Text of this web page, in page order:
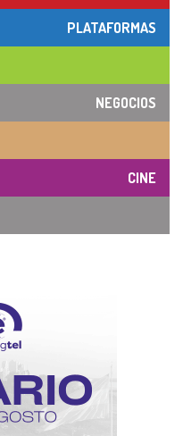
PLATAFORMAS
NEGOCIOS
CINE